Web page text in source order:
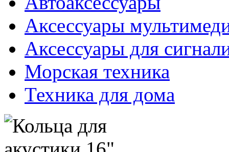
Аксессуары
Аксессуары для
Морская техника
Техника для дома